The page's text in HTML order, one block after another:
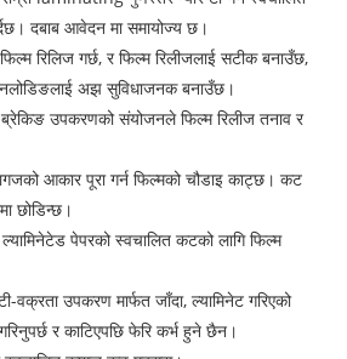
दबाब आवेदन मा समायोज्य छ।
रिलिज गर्छ, र फिल्म रिलीजलाई सटीक बनाउँछ,
अझ सुविधाजनक बनाउँछ।
उपकरणको संयोजनले फिल्म रिलीज तनाव र
आकार पूरा गर्न फिल्मको चौडाइ काट्छ। कट
छोडिन्छ।
ल्यामिनेटेड पेपरको स्वचालित कटको लागि फिल्म
वक्रता उपकरण मार्फत जाँदा, ल्यामिनेट गरिएको
र काटिएपछि फेरि कर्भ हुने छैन।